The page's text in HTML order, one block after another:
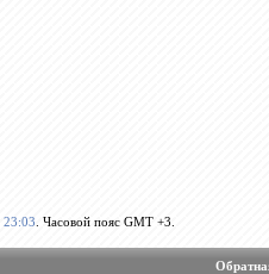
23:03 . Часовой пояс GMT +3.